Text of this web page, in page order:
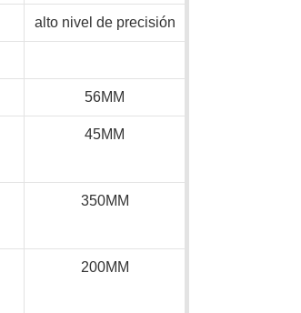
alto nivel de precisión
56MM
45MM
350MM
200MM